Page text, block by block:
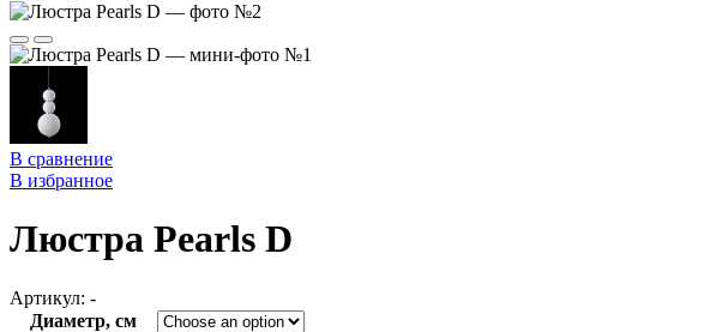
В сравнение
В избранное
Люстра Pearls D
Артикул: -
Диаметр, см